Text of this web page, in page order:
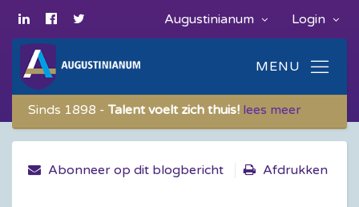
Login
Augustinianum
Sinds 1898 -Talent voelt zich thuis! lees meer
Abonneer op dit blogbericht Afdrukken